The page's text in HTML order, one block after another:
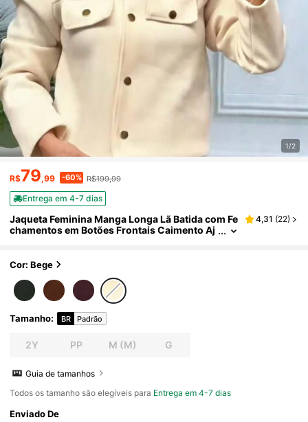
1/2
R$79,99 -60% R$199,99
Entrega em 4-7 dias
Jaqueta Feminina Manga Longa Lã Batida com Fe
chamentos em Botões Frontais Caimento Aj
4,31 (22)
Cor: Bege
Tamanho: BR Padrão
2Y PP M (M) G
Guia de tamanhos
Todos os tamanho são elegíveis para Entrega em 4-7 dias
Enviado De